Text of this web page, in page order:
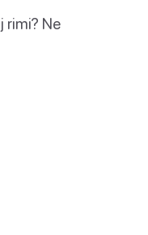
rimi? Ne